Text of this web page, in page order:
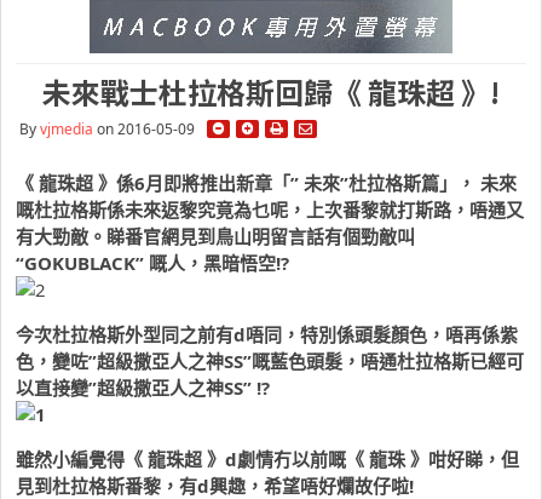
未來戰士杜拉格斯回歸《 龍珠超 》!
Byvjmedia on 2016-05-09
《 龍珠超 》係6月即將推出新章「” 未來”杜拉格斯篇」， 未來
嘅杜拉格斯係未來返黎究竟為乜呢，上次番黎就打斯路，唔通又
有大勁敵。睇番官網見到鳥山明留言話有個勁敵叫
“GOKUBLACK” 嘅人，黑暗悟空!?
今次杜拉格斯外型同之前有d唔同，特別係頭髮顏色，唔再係紫
色，變咗”超級撒亞人之神SS”嘅藍色頭髮，唔通杜拉格斯已經可
以直接變”超級撒亞人之神SS” !?
雖然小編覺得《 龍珠超 》d劇情冇以前嘅《 龍珠 》咁好睇，但
見到杜拉格斯番黎，有d興趣，希望唔好爛故仔啦!